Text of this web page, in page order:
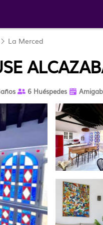
La Merced
6 Huéspedes